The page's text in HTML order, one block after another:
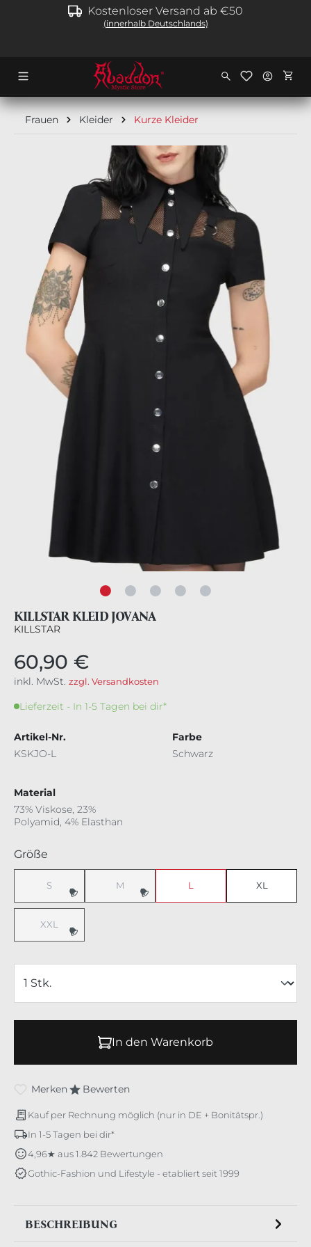
springen Kostenloser Versand ab €50
(innerhalb Deutschlands)
Frauen Kleider Kurze Kleider
Bildergalerie überspringen
KILLSTAR KLEID JOVANA
KILLSTAR
60,90 €
inkl. MwSt. zzgl. Versandkosten
Lieferzeit - In 1-5 Tagen bei dir*
Artikel-Nr.
KSKJO-L
Farbe
Schwarz
Material
73% Viskose, 23%
Polyamid, 4% Elasthan
Größe
S M L XL
XXL
In den Warenkorb
Merken Bewerten
Kauf per Rechnung möglich (nur in DE + Bonitätspr.)
In 1-5 Tagen bei dir*
4,96★ aus 1.842 Bewertungen
Gothic-Fashion und Lifestyle - etabliert seit 1999
BESCHREIBUNG